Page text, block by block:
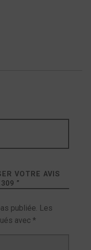
VOTRE AVIS
”
publiée. Les
avec *